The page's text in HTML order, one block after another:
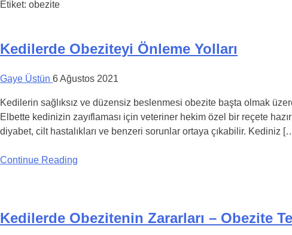
Etiket: obezite
Kedilerde Obeziteyi Önleme Yolları
Gaye Üstün 6 Ağustos 2021
Kedilerin sağlıksız ve düzensiz beslenmesi obezite başta olmak
Elbette kedinizin zayıflaması için veteriner hekim özel bir reçete
diyabet, cilt hastalıkları ve benzeri sorunlar ortaya çıkabilir. Kediniz
Continue Reading
Kedilerde Obezitenin Zararları – Obezite